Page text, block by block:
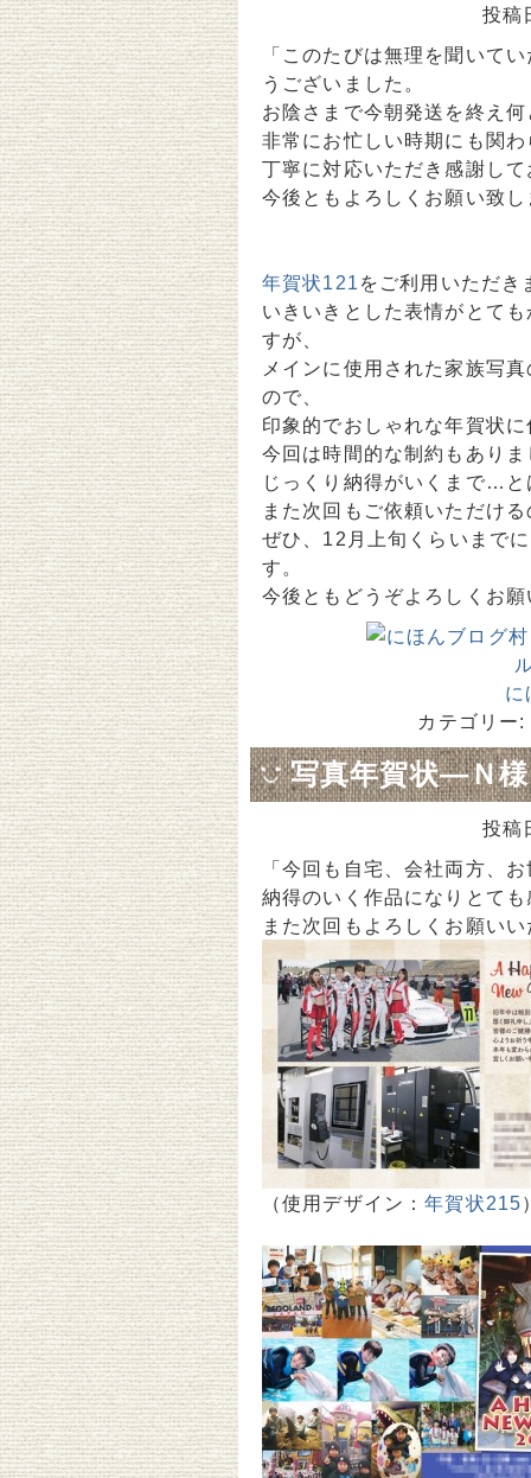
投稿
「このたびは無理を聞いて
うございました。
お陰さまで今朝発送を終え
非常にお忙しい時期にも関
丁寧に対応いただき感謝し
今後ともよろしくお願い致
年賀状121 をご利用いただき
いきいきとした表情がとて
すが、
メインに使用された家族写
ので、
印象的でおしゃれな年賀状
今回は時間的な制約もあり
じっくり納得がいくまで…
また次回もご依頼いただけ
ぜひ、12月上旬くらいまで
す。
今後ともどうぞよろしくお
に
カテゴリー:
写真年賀状―Ｎ様
投稿
「今回も自宅、会社両方、
納得のいく作品になりとて
また次回もよろしくお願い
（使用デザイン：年賀状215